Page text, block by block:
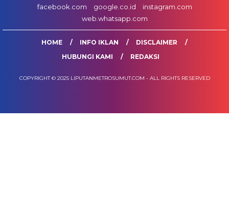
facebook.com
google.co.id
instagram.com
web.whatsapp.com
HOME INFO IKLAN
DISCLAIMER
HUBUNGI KAMI
REDAKSI
COPYRIGHT © 2025 LIPUTANMETROSUMUT.COM - ALL RIGHTS RESERVED